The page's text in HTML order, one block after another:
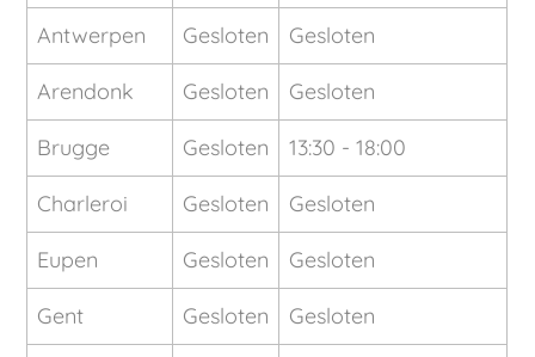
Antwerpen Gesloten Gesloten
Arendonk Gesloten Gesloten
Brugge Gesloten 13:30 - 18:00
Charleroi Gesloten Gesloten
Eupen Gesloten Gesloten
Gent Gesloten Gesloten